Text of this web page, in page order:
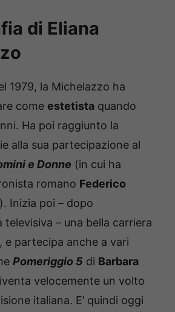
di Eliana
1979, la Michelazzo ha
come estetista quando
Ha poi raggiunto la
alla sua partecipazione al
e Donne (in cui ha
romano Federico
). Inizia poi – dopo
televisiva – una bella carriera
, e partecipa anche a vari
Pomeriggio 5 di Barbara
velocemente un volto
italiana. E’ quindi oggi